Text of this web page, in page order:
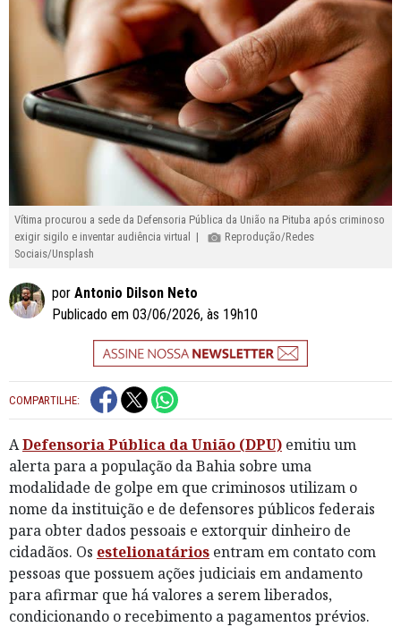
Vítima procurou a sede da Defensoria Pública da União na Pituba após criminoso
exigir sigilo e inventar audiência virtual |
Reprodução/Redes
Sociais/Unsplash
por Antonio Dilson Neto
Publicado em 03/06/2026, às 19h10
COMPARTILHE:
ADefensoria Pública da União (DPU) emitiu um
alerta para a população da Bahia sobre uma
modalidade de golpe em que criminosos utilizam o
nome da instituição e de defensores públicos federais
para obter dados pessoais e extorquir dinheiro de
cidadãos. Os estelionatários entram em contato com
pessoas que possuem ações judiciais em andamento
para afirmar que há valores a serem liberados,
condicionando o recebimento a pagamentos prévios.